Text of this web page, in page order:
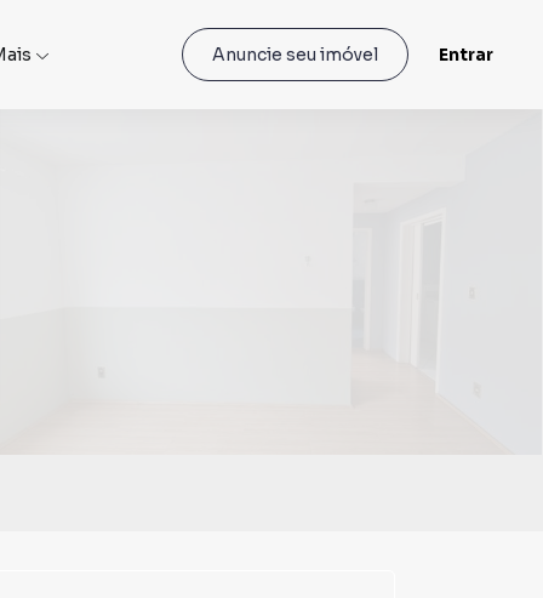
Anuncie seu imóvel Entrar